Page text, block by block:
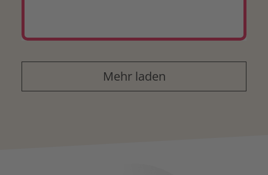
Mehr laden